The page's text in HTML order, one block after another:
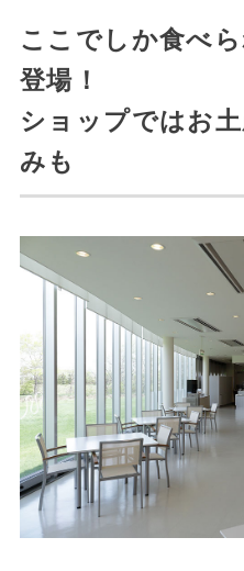
ここでしか食べ
登場！
ショップではお
みも